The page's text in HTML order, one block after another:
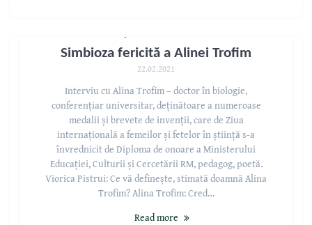
Simbioza fericită a Alinei Trofim
22.02.2021
Interviu cu Alina Trofim – doctor în biologie,
conferențiar universitar, deținătoare a numeroase
medalii și brevete de invenții, care de Ziua
internațională a femeilor și fetelor în știință s-a
învrednicit de Diploma de onoare a Ministerului
Educației, Culturii și Cercetării RM, pedagog, poetă.
Viorica Pistrui: Ce vă definește, stimată doamnă Alina
Trofim? Alina Trofim: Cred…
Read more